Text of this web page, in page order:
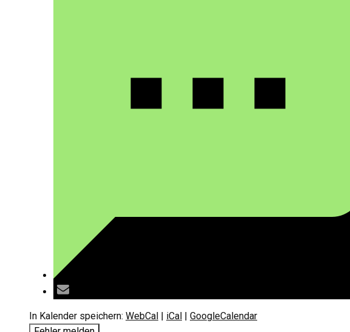
In Kalender speichern: WebCal | iCal | GoogleCalendar